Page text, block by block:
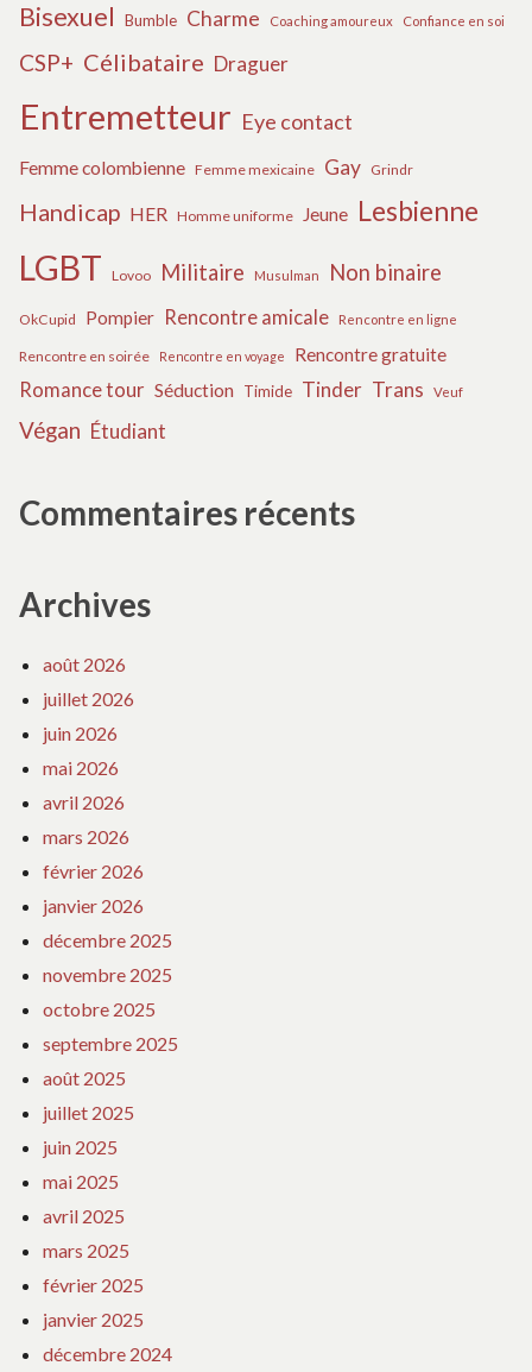
Bisexuel Bumble Charme Coaching amoureux Confiance en soi
CSP+ Célibataire Draguer
Entremetteur Eye contact
Femme colombienne Femme mexicaine Gay Grindr
Handicap HER Homme uniforme Jeune Lesbienne
LGBT Lovoo Militaire Musulman Non binaire
OkCupid Pompier Rencontre amicale Rencontre en ligne
Rencontre en soirée Rencontre en voyage Rencontre gratuite
Romance tour Séduction Timide Tinder Trans Veuf
Végan Étudiant
Commentaires récents
Archives
août 2026
juillet 2026
juin 2026
mai 2026
avril 2026
mars 2026
février 2026
janvier 2026
décembre 2025
novembre 2025
octobre 2025
septembre 2025
août 2025
juillet 2025
juin 2025
mai 2025
avril 2025
mars 2025
février 2025
janvier 2025
décembre 2024